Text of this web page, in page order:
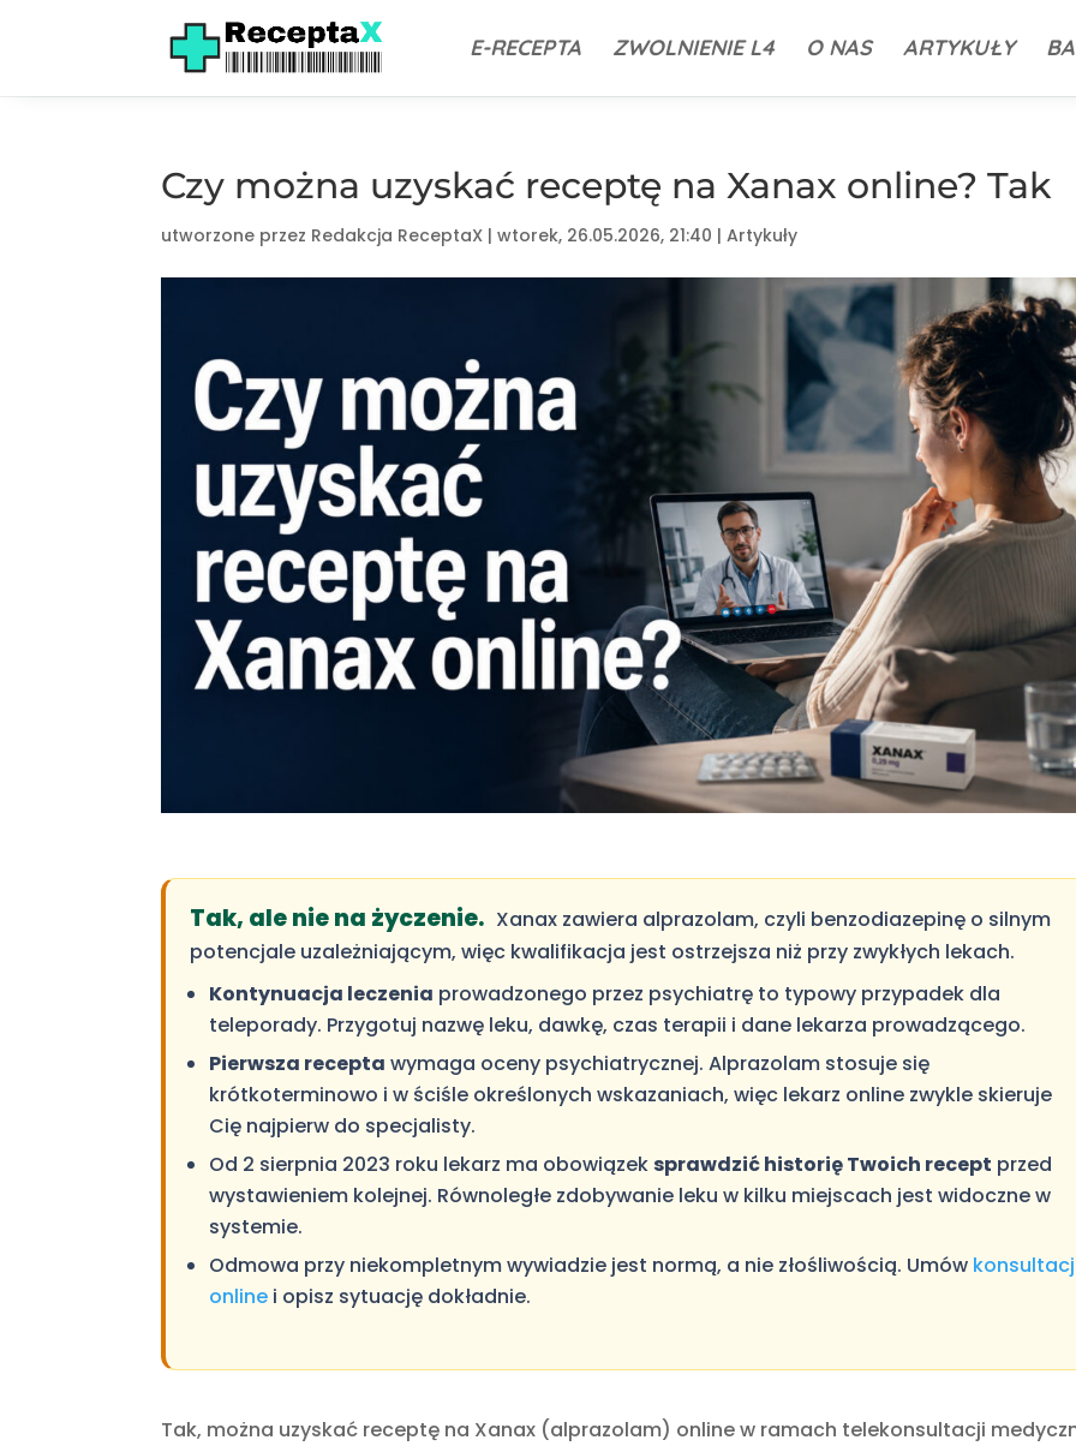
E-RECEPTA ZWOLNIENIE L4 O NAS ARTYKUŁY
Czy można uzyskać receptę na Xanax online? Tak
utworzone przez Redakcja ReceptaX |wtorek, 26.05.2026, 21:40 |Artykuły
Tak, ale nie na życzenie. Xanax zawiera alprazolam, czyli benzodiazepinę o silnym
potencjale uzależniającym, więc kwalifikacja jest ostrzejsza niż przy zwykłych lekach.
Kontynuacja leczenia prowadzonego przez psychiatrę to typowy przypadek dla
teleporady. Przygotuj nazwę leku, dawkę, czas terapii i dane lekarza prowadzącego.
Pierwsza recepta wymaga oceny psychiatrycznej. Alprazolam stosuje się
krótkoterminowo i w ściśle określonych wskazaniach, więc lekarz online zwykle skieruje
Cię najpierw do specjalisty.
Od 2 sierpnia 2023 roku lekarz ma obowiązeksprawdzić historię Twoich recept przed
wystawieniem kolejnej. Równoległe zdobywanie leku w kilku miejscach jest widoczne w
systemie.
Odmowa przy niekompletnym wywiadzie jest normą, a nie złośliwością. Umów
online i opisz sytuację dokładnie.
Tak, można uzyskać receptę na Xanax (alprazolam) online w ramach telekonsultacji